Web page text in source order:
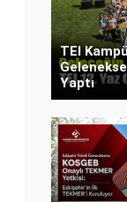
TEI
Yaptı